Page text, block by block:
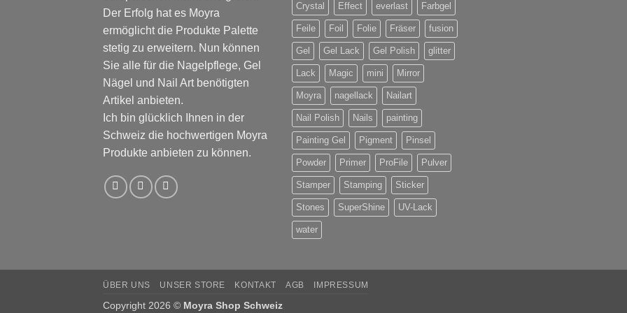
Der Erfolg hat es Moyra
ermöglicht die Produkte Palette
stetig zu erweitern. Nun können
Sie alle für die Nagelpflege, Gel
Nägel und Nail Art benötigten
Artikel anbieten.
Ich bin glücklich Ihnen in der
Schweiz die hochwertigen Moyra
Produkte anbieten zu können.
Crystal Effect everlast Farbgel
Feile Foil Folie Fräser fusion
Gel Gel Lack Gel Polish glitter
Lack Magic mini Mirror
Moyra nagellack Nailart
Nail Polish Nails painting
Painting Gel Pigment Pinsel
Powder Primer ProFile Pulver
Stamper Stamping Sticker
Stones SuperShine UV-Lack
water
ÜBER UNS UNSER STORE KONTAKT AGB IMPRESSUM
Copyright 2026 © Moyra Shop Schweiz